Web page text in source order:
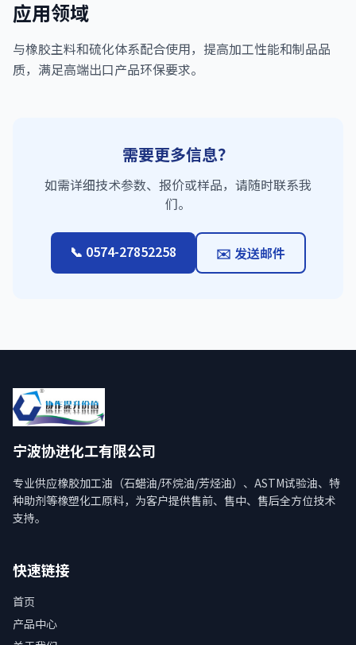
应用领域
与橡胶主料和硫化体系配合使用，提高加工性能和制品品
质，满足高端出口产品环保要求。
需要更多信息？
如需详细技术参数、报价或样品，请随时联系我
们。
📞 0574-27852258 ✉️ 发送邮件
宁波协进化工有限公司
专业供应橡胶加工油（石蜡油/环烷油/芳烃油）、ASTM试验油、特
种助剂等橡塑化工原料，为客户提供售前、售中、售后全方位技术
支持。
快速链接
首页
产品中心